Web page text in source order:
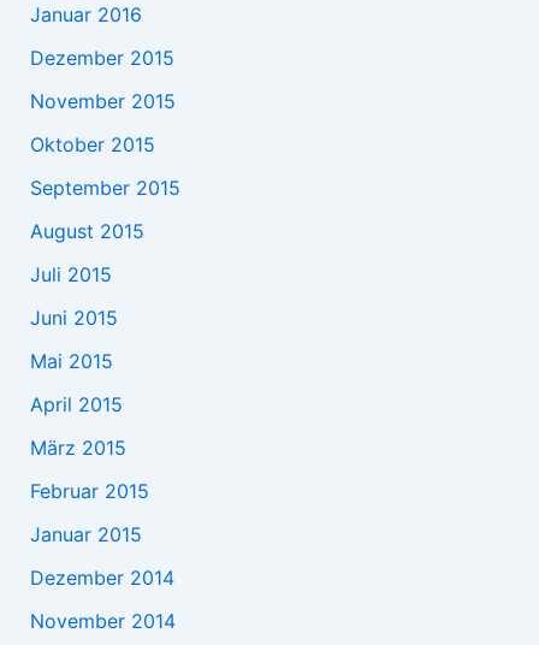
Januar 2016
Dezember 2015
November 2015
Oktober 2015
September 2015
August 2015
Juli 2015
Juni 2015
Mai 2015
April 2015
März 2015
Februar 2015
Januar 2015
Dezember 2014
November 2014